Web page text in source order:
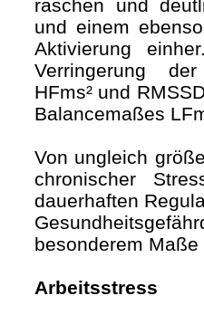
raschen und
und einem
Aktivierung
Verringerung der
HFms² und
Balancemaßes
Von ungleich
chronischer
dauerhaften
besonderem
Arbeitsstress